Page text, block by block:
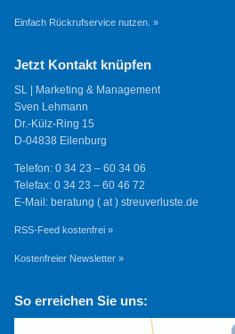
Einfach Rückrufservice nutzen. »
Jetzt Kontakt knüpfen
SL | Marketing & Management
Sven Lehmann
Dr.-Külz-Ring 15
D-04838 Eilenburg
Telefon: 0 34 23 – 60 34 06
Telefax: 0 34 23 – 60 46 72
E-Mail: beratung ( at ) streuverluste.de
RSS-Feed kostenfrei »
Kostenfreier Newsletter »
So erreichen Sie uns: